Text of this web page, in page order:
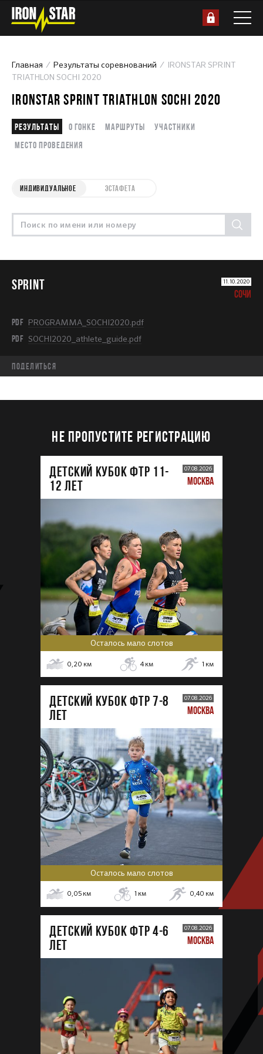
Главная Результаты соревнований
IRONSTAR SPRINT
TRIATHLON SOCHI 2020
IRONSTAR SPRINT TRIATHLON SOCHI 2020
Результаты О гонке Маршруты
Участники
Место проведения
ИНДИВИДУАЛЬНОЕ ЭСТАФЕТА
SPRINT 11.10.2020
СОЧИ
PDF PROGRAMMA_SOCHI2020.pdf
PDF SOCHI2020_athlete_guide.pdf
Поделиться
НЕ ПРОПУСТИТЕ РЕГИСТРАЦИЮ
ДЕТСКИЙ КУБОК ФТР 11-
12 лет
07.08.2026
МОСКВА
Осталось мало слотов
0,20 км 4км 1 км
ДЕТСКИЙ КУБОК ФТР 7-8
лет
07.08.2026
МОСКВА
Осталось мало слотов
0,05 км 1 км 0,40 км
ДЕТСКИЙ КУБОК ФТР 4-6
лет
07.08.2026
МОСКВА